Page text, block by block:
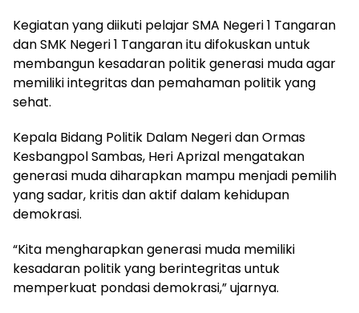
Kegiatan yang diikuti pelajar SMA Negeri 1 Tangaran
dan SMK Negeri 1 Tangaran itu difokuskan untuk
membangun kesadaran politik generasi muda agar
memiliki integritas dan pemahaman politik yang
sehat.
Kepala Bidang Politik Dalam Negeri dan Ormas
Kesbangpol Sambas, Heri Aprizal mengatakan
generasi muda diharapkan mampu menjadi pemilih
yang sadar, kritis dan aktif dalam kehidupan
demokrasi.
“Kita mengharapkan generasi muda memiliki
kesadaran politik yang berintegritas untuk
memperkuat pondasi demokrasi,” ujarnya.